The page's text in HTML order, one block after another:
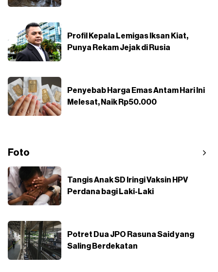
Profil Kepala Lemigas Iksan Kiat,
Punya Rekam Jejak di Rusia
Penyebab Harga Emas Antam Hari Ini
Melesat, Naik Rp50.000
Foto
Tangis Anak SD Iringi Vaksin HPV
Perdana bagi Laki-Laki
Potret Dua JPO Rasuna Said yang
Saling Berdekatan